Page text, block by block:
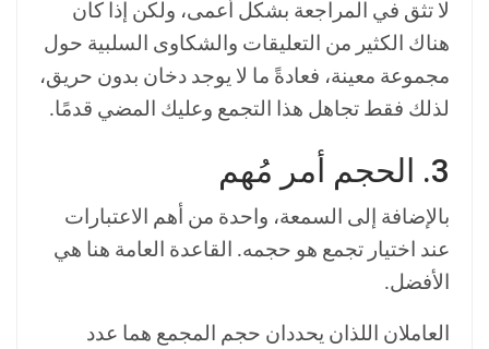
لا تثق في المراجعة بشكل أعمى، ولكن إذا كان
هناك الكثير من التعليقات والشكاوى السلبية حول
مجموعة معينة، فعادةً ما لا يوجد دخان بدون حريق،
لذلك فقط تجاهل هذا التجمع وعليك المضي قدمًا.
3. الحجم أمر مُهم
بالإضافة إلى السمعة، واحدة من أهم الاعتبارات
عند اختيار تجمع هو حجمه. القاعدة العامة هنا هي
الأفضل.
العاملان اللذان يحددان حجم المجمع هما عدد